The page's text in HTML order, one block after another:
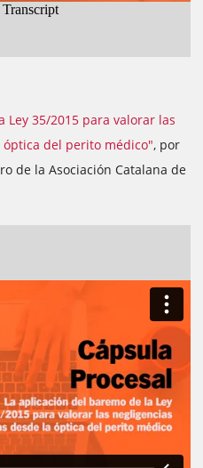
Ley 35/2015 para valorar las
del perito médico", por
de la Asociación Catalana de